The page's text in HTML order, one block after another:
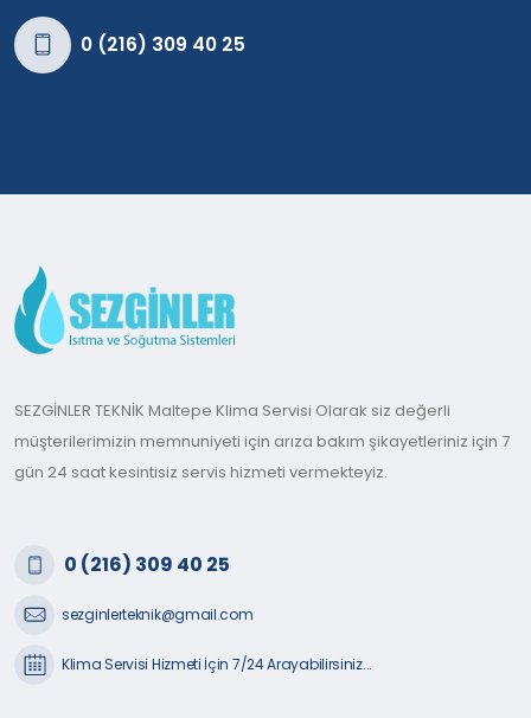
0 (216) 309 40 25
SEZGİNLER TEKNİK Maltepe Klima Servisi Olarak siz değerli
müşterilerimizin memnuniyeti için arıza bakım şikayetleriniz için 7
gün 24 saat kesintisiz servis hizmeti vermekteyiz.
0 (216) 309 40 25
sezginlerteknik@gmail.com
Klima Servisi Hizmeti İçin 7/24 Arayabilirsiniz...